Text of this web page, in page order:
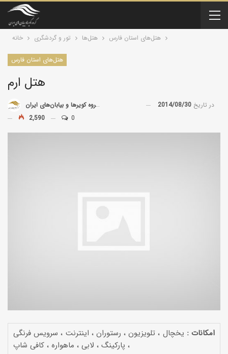
خانه تور و گردشگری هتل‌ها هتل‌های استان فارس
هتل‌های استان فارس
هتل ارم
توسط گروه کویرها و بیابان‌های ایران در تاریخ 2014/08/30
2,590
0
امكانات : یخچال ، تلویزیون ، رستوران ، اینترنت ، سرویس فرنگی
، پاركینگ ، لابی ، ماهواره ، كافی شاپ